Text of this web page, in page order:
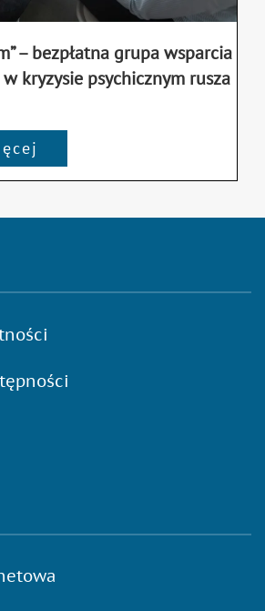
– bezpłatna grupa wsparcia
kryzysie psychicznym rusza